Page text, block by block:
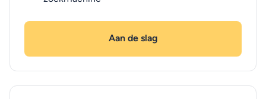
Aan de slag